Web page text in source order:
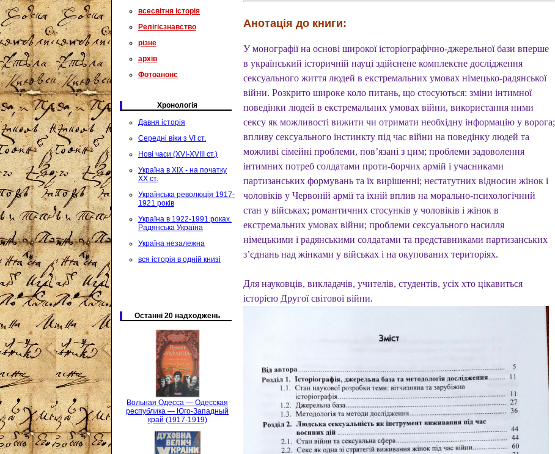
всесвітня історія
Релігієзнавство
різне
архів
Фотоанонс
Хронологія
Давня історія
Середні віки з VI ст.
Нові часи (XVI-XVIII ст.)
Україна в XIX - на початку
XX ст.
Українська революція 1917-
1921 років
Україна в 1922-1991 роках.
Радянська Україна
Україна незалежна
вся історія в одній книзі
Останні 20 надходжень
Вольная Одесса — Одесская
республика — Юго-Западный
край (1917-1919)
Анотація до книги:
У монографії на основі широкої історіографічно-джерельної бази вперше
в український історичній науці здійснене комплексне дослідження
сексуального життя людей в екстремальних умовах німецько-радянської
війни. Розкрито широке коло питань, що стосуються: зміни інтимної
поведінки людей в екстремальних умовах війни, використання ними
сексу як можливості вижити чи отримати необхідну інформацію у ворога;
впливу сексуального інстинкту під час війни на поведінку людей та
можливі сімейні проблеми, пов’язані з цим; проблеми задоволення
інтимних потреб солдатами проти-борчих армій і учасниками
партизанських формувань та їх вирішенні; нестатутних відносин жінок і
чоловіків у Червоній армії та їхній вплив на морально-психологічний
стан у військах; романтичних стосунків у чоловіків і жінок в
екстремальних умовах війни; проблеми сексуального насилля
німецькими і радянськими солдатами та представниками партизанських
з’єднань над жінками у військах і на окупованих територіях.
Для науковців, викладачів, учителів, студентів, усіх хто цікавиться
історією Другої світової війни.